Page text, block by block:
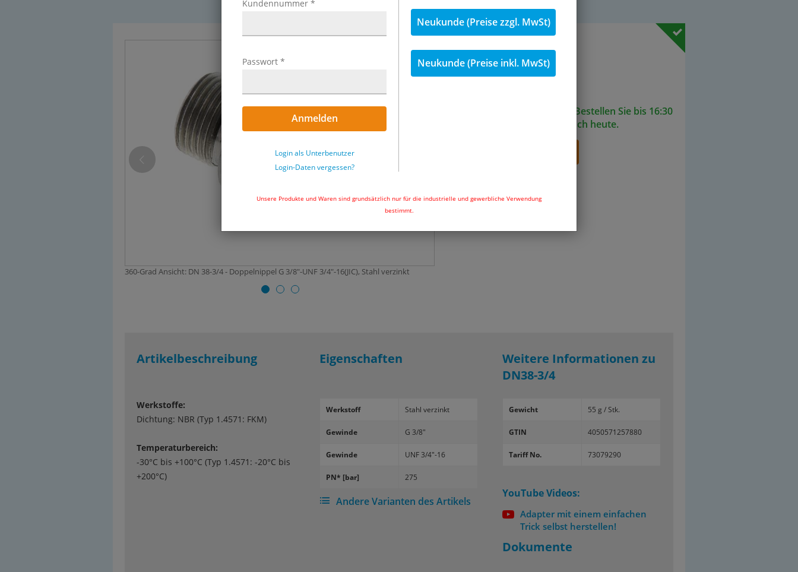
Kundennummer *
Passwort *
Anmelden
Login als Unterbenutzer
Login-Daten vergessen?
Neukunde (Preise zzgl. MwSt)
Neukunde (Preise inkl. MwSt)
Unsere Produkte und Waren sind grundsätzlich nur für die industrielle und gewerbliche Verwendung
bestimmt.
inkl. MwSt.
360-Grad Ansicht: DN 38-3/4 - Doppelnippel G 3/8"-UNF 3/4"-16(JIC), Stahl verzinkt
6,07 €
Menge Stk.
Sofort ab Lager lieferbar. Bestellen Sie bis 16:30
Uhr und wir versenden noch heute.
Artikelbeschreibung
Werkstoffe:
Dichtung: NBR (Typ 1.4571: FKM)
Temperaturbereich:
-30°C bis +100°C (Typ 1.4571: -20°C bis
+200°C)
Eigenschaften
Werk­stoff Stahl ver­zinkt
Ge­win­de G 3/8"
Ge­win­de UNF 3/4"-16
PN* [bar] 275
Andere Varianten des Artikels
Weitere Informationen zu
DN38-3/4
Gewicht 55 g / Stk.
GTIN 4050571257880
Tariff No. 73079290
YouTube Videos:
Adapter mit einem einfachen
Trick selbst herstellen!
Dokumente